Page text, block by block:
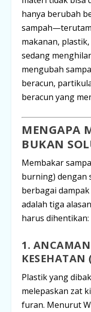
hanya berubah
makanan,
sedang
mengubah
beracun,
beracun yang
MENGAPA
BUKAN
Membakar
burning) dengan
berbagai
adalah tiga
harus dihentikan:
1.
Plastik yang
melepaskan zat
furan. Menurut